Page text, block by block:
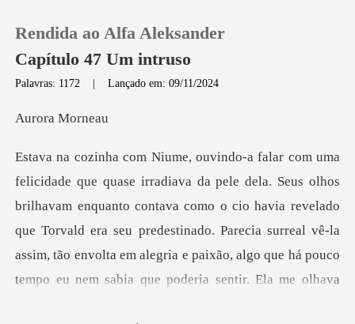
Loja
Histórico
Sair
Rendida ao Alfa Aleksander
Capítulo 47 Um intruso
Palavras: 1172 |Lançado em: 09/11/2024
ra M
ilhavam enquanto contava como o cio havia revelado
que Torvald era seu predestinado. Parecia surreal vê-la
assi